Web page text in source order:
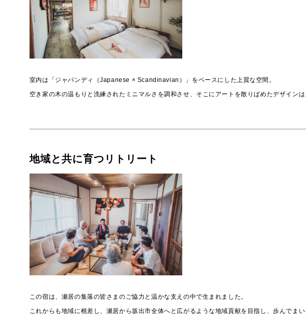
室内は「ジャパンディ（Japanese × Scandinavian）」をベースにした上質な空間。
空き家の木の温もりと洗練されたミニマルさを調和させ、そこにアートを散りばめたデザイン
地域と共に育つリトリート
この宿は、瀬居の集落の皆さまのご協力と温かな支えの中で生まれました。
これからも地域に根差し、瀬居から坂出市全体へと広がるような地域貢献を目指し、歩んでまい